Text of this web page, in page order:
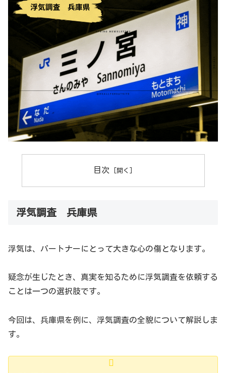
目次
浮気調査 兵庫県
浮気は、パートナーにとって大きな心の傷となります。
疑念が生じたとき、真実を知るために浮気調査を依頼する
ことは一つの選択肢です。
今回は、兵庫県を例に、浮気調査の全貌について解説しま
す。